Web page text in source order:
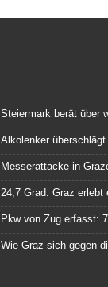
Steiermark berät über
Alkolenker
Messerattacke in
24,7 Grad: Graz
Pkw von Zug erfasst:
Wie Graz sich gegen